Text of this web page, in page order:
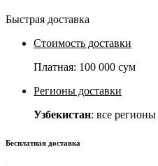
Быстрая доставка
Стоимость доставки
Платная: 100 000 сум
Регионы доставки
Узбекистан: все регионы
Бесплатная доставка